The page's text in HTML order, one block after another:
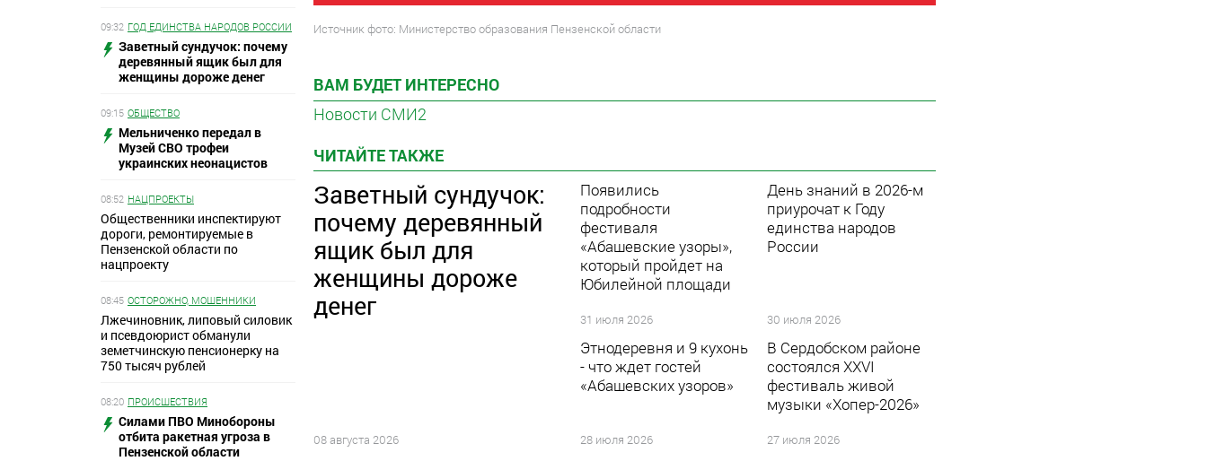
09:32 ГОД ЕДИНСТВА НАРОДОВ РОССИИ
Заветный сундучок: почему
деревянный ящик был для
женщины дороже денег
09:15 ОБЩЕСТВО
Мельниченко передал в
Музей СВО трофеи
украинских неонацистов
08:52 НАЦПРОЕКТЫ
Общественники инспектируют
дороги, ремонтируемые в
Пензенской области по
нацпроекту
08:45 ОСТОРОЖНО, МОШЕННИКИ
Лжечиновник, липовый силовик
и псевдоюрист обманули
земетчинскую пенсионерку на
750 тысяч рублей
08:20 ПРОИСШЕСТВИЯ
Силами ПВО Минобороны
отбита ракетная угроза в
Пензенской области
Источник фото: Министерство образования Пензенской области
ВАМ БУДЕТ ИНТЕРЕСНО
Новости СМИ2
ЧИТАЙТЕ ТАКЖЕ
Заветный сундучок:
почему деревянный
ящик был для
женщины дороже
денег
08 августа 2026
Появились
подробности
фестиваля
«Абашевские узоры»,
который пройдет на
Юбилейной площади
31 июля 2026
День знаний в 2026-м
приурочат к Году
единства народов
России
30 июля 2026
Этнодеревня и 9 кухонь
- что ждет гостей
«Абашевских узоров»
28 июля 2026
В Сердобском районе
состоялся XXVI
фестиваль живой
музыки «Хопер-2026»
27 июля 2026